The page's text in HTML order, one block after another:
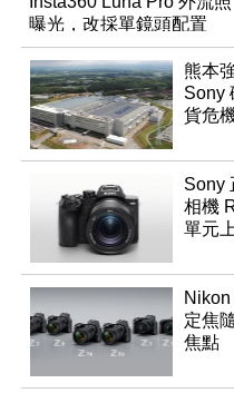
曝光，改採單鏡頭配置
熊本
Sony
貨危
Sony
相機
單元
定焦
焦點